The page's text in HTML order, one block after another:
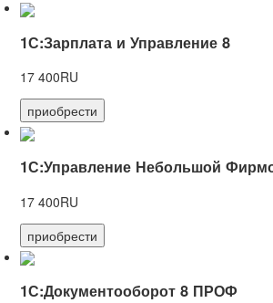
1С:Зарплата и Управление 8
17 400RU
приобрести
1С:Управление Небольшой
17 400RU
приобрести
1С:Документооборот 8 ПРОФ